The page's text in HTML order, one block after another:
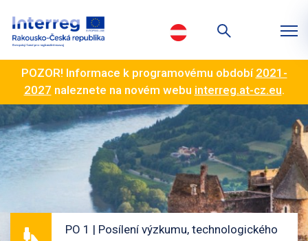
POZOR! Informace k programovému období 2021-
2027 naleznete na novém webu interreg.at-cz.eu.
PO 1 | Posílení výzkumu, technologického